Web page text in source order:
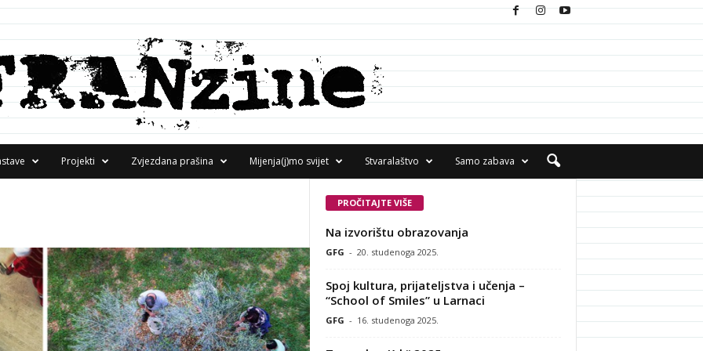
Projekti Zvjezdana prašina Mijenja(j)mo svijet Stvaralaštvo Samo zabava
PROČITAJTE VIŠE
Na izvorištu obrazovanja
GFG - 20. studenoga 2025.
Spoj kultura, prijateljstva i učenja –
“School of Smiles” u Larnaci
GFG - 16. studenoga 2025.